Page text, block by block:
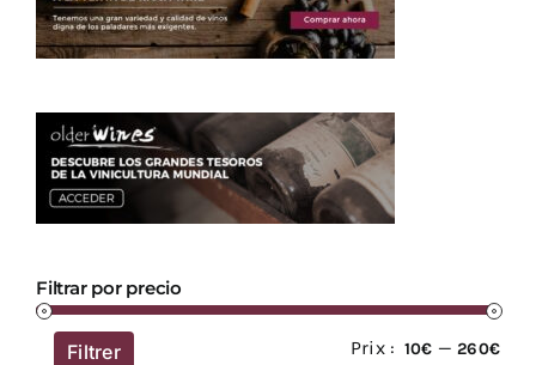
Filtrar por precio
Prix
Prix
Filtrer Prix : 10€ —260€